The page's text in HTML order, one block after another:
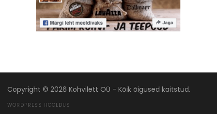
Copyright © 2026 Kohvilett OÜ - Kõik õigused kaitstud.
WORDPRESS HOOLDUS